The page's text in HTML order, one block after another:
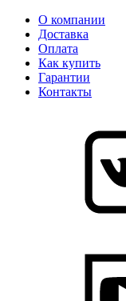
О компании
Доставка
Оплата
Как купить
Гарантии
Контакты